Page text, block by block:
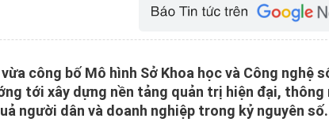
công bố Mô hình Sở Khoa học và Công nghệ
tới xây dựng nền tảng quản trị hiện đại, thông
người dân và doanh nghiệp trong kỷ nguyên số.